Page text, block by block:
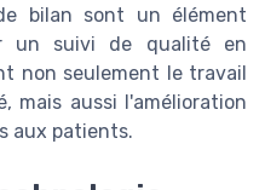
bilan sont un élément
un suivi de qualité en
non seulement le travail
mais aussi l'amélioration
aux patients.